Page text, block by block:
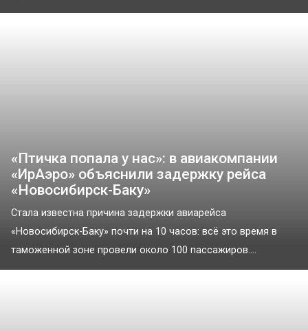
«Птичка попала у нас»: в авиакомпании
«ИрАэро» объяснили задержку рейса
«Новосибирск-Баку»
Стала известна причина задержки авиарейса
«Новосибирск-Баку» почти на 10 часов: всё это время в
таможенной зоне провели около 100 пассажиров....